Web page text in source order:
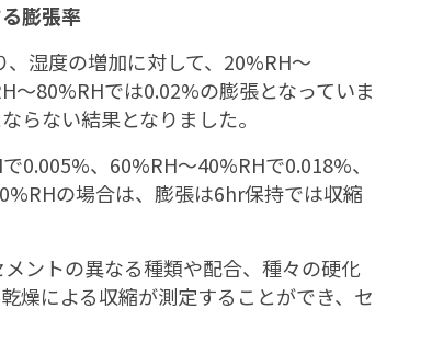
膨張率
湿度の増加に対して、20%RH～
～80%RHでは0.02%の膨張となっていま
らない結果となりました。
0.005%、60%RH～40%RHで0.018%、
の場合は、膨張は6hr保持では収縮
ントの異なる種類や配合、種々の硬化
燥による収縮が測定することができ、セ